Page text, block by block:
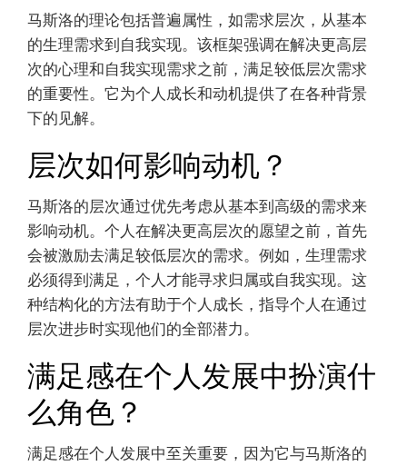
马斯洛的理论包括普遍属性，如需求层次，从基本
的生理需求到自我实现。该框架强调在解决更高层
次的心理和自我实现需求之前，满足较低层次需求
的重要性。它为个人成长和动机提供了在各种背景
下的见解。
层次如何影响动机？
马斯洛的层次通过优先考虑从基本到高级的需求来
影响动机。个人在解决更高层次的愿望之前，首先
会被激励去满足较低层次的需求。例如，生理需求
必须得到满足，个人才能寻求归属或自我实现。这
种结构化的方法有助于个人成长，指导个人在通过
层次进步时实现他们的全部潜力。
满足感在个人发展中扮演什
么角色？
满足感在个人发展中至关重要，因为它与马斯洛的